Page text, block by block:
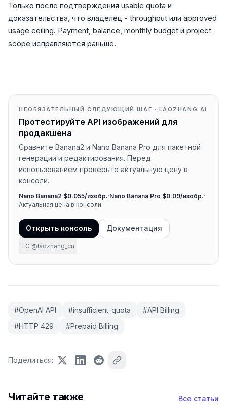
Только после подтверждения usable quota и
доказательства, что владелец - throughput или approved
usage ceiling. Payment, balance, monthly budget и project
scope исправляются раньше.
НЕОБЯЗАТЕЛЬНЫЙ СЛЕДУЮЩИЙ ШАГ · LAOZHANG.AI
Протестируйте API изображений для
продакшена
Сравните Banana2 и Nano Banana Pro для пакетной
генерации и редактирования. Перед
использованием проверьте актуальную цену в
консоли.
Nano Banana2 $0.055/изобр.·Nano Banana Pro $0.09/изобр.·
Актуальная цена в консоли
Открыть консоль Документация
TG @laozhang_cn
#OpenAI API #insufficient_quota #API Billing
#HTTP 429 #Prepaid Billing
Поделиться:
Читайте также Все статьи